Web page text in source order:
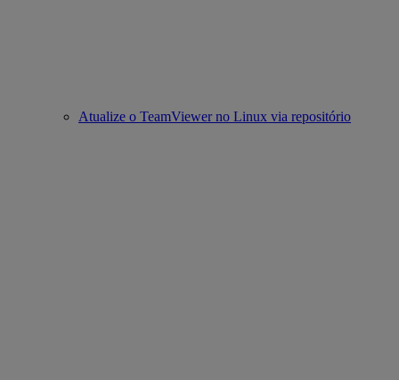
Atualize o TeamViewer no Linux via repositório